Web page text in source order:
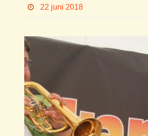
22 juni 2018